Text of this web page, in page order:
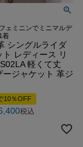
ェミニンでミニマルデ
着
シングルライダ
ト レディース リ
軽くて丈
ージャケット 革ジ
10％OFF
税込